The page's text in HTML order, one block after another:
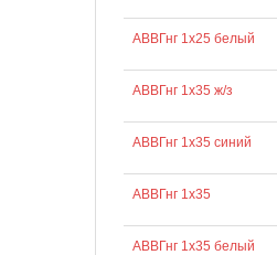
АВВГнг 1х25 белый
АВВГнг 1х35 ж/з
АВВГнг 1х35 синий
АВВГнг 1х35
АВВГнг 1х35 белый